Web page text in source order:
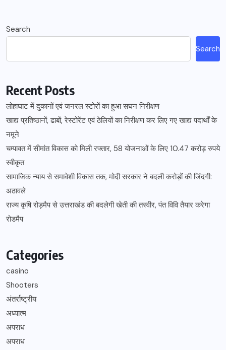
Search
Search
Recent Posts
लोहाघाट में दुकानों एवं जनरल स्टोरों का हुआ सघन निरीक्षण
खाद्य प्रतिष्ठानों, ढाबों, रेस्टोरेंट एवं ठेलियों का निरीक्षण कर लिए गए खाद्य पदार्थों के
नमूने
चम्पावत में सीमांत विकास को मिली रफ्तार, 58 योजनाओं के लिए 10.47 करोड़ रुपये
स्वीकृत
सामाजिक न्याय से समावेशी विकास तक, मोदी सरकार ने बदली करोड़ों की जिंदगी:
अठावले
राज्य कृषि रोड़मैप से उत्तराखंड की बदलेगी खेती की तस्वीर, पंत विवि तैयार करेगा
रोडमैप
Categories
casino
Shooters
अंतर्राष्ट्रीय
अध्यात्म
अपराध
अपराध